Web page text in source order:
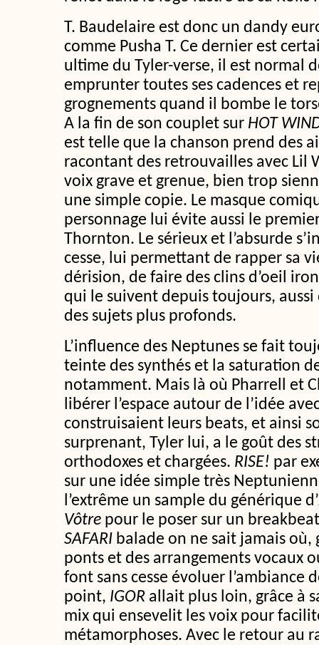
T. Baudelaire est donc un dandy
comme Pusha T. Ce dernier est
ultime du Tyler-verse, il est normal
emprunter toutes ses cadences et
grognements quand il bombe le
A la fin de son couplet sur HOT
est telle que la chanson prend des
racontant des retrouvailles avec Lil
voix grave et grenue, bien trop
une simple copie. Le masque
personnage lui évite aussi le
Thornton. Le sérieux et l’absurde
cesse, lui permettant de rapper sa
dérision, de faire des clins d’oeil
qui le suivent depuis toujours, aussi
des sujets plus profonds.
L’influence des Neptunes se fait
teinte des synthés et la saturation
notamment. Mais là où Pharrell et
libérer l’espace autour de l’idée
construisaient leurs beats, et ainsi
surprenant, Tyler lui, a le goût des
orthodoxes et chargées. RISE! par
sur une idée simple très
l’extrême un sample du générique d’
Vôtre pour le poser sur un
SAFARI balade on ne sait jamais où,
ponts et des arrangements vocaux
font sans cesse évoluer l’ambiance
point, IGOR allait plus loin, grâce à
mix qui ensevelit les voix pour
métamorphoses. Avec le retour au